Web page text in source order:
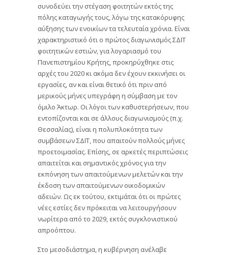
συνοδεύει την στέγαση φοιτητών εκτός της
πόλης καταγωγής τους, λόγω της κατακόρυφης
αύξησης των ενοικίων τα τελευταία χρόνια. Είναι
χαρακτηριστικό ότι ο πρώτος διαγωνισμός ΣΔΙΤ
φοιτητικών εστιών, για λογαριασμό του
Πανεπιστημίου Κρήτης, προκηρύχθηκε στις
αρχές του 2020 κι ακόμα δεν έχουν εκκινήσει οι
εργασίες, αν και είναι θετικό ότι πριν από
μερικούς μήνες υπεγράφη η σύμβαση με τον
όμιλο Άκτωρ. Οι λόγοι των καθυστερήσεων, που
εντοπίζονται και σε άλλους διαγωνισμούς (π.χ.
Θεσσαλίας), είναι η πολυπλοκότητα των
συμβάσεων ΣΔΙΤ, που απαιτούν πολλούς μήνες
προετοιμασίας. Επίσης, σε αρκετές περιπτώσεις
απαιτείται και σημαντικός χρόνος για την
εκπόνηση των απαιτούμενων μελετών και την
έκδοση των απαιτούμενων οικοδομικών
αδειών. Ως εκ τούτου, εκτιμάται ότι οι πρώτες
νέες εστίες δεν πρόκειται να λειτουργήσουν
νωρίτερα από το 2029, εκτός συγκλονιστικού
απροόπτου.
Στο μεσοδιάστημα, η κυβέρνηση ανέλαβε